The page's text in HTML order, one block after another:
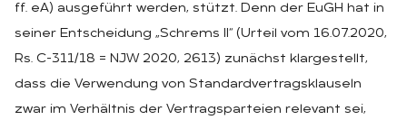
ff. eA) ausgeführt werden, stützt. Denn der EuGH hat in
seiner Entscheidung „Schrems II“ (Urteil vom 16.07.2020,
Rs. C-311/18 = NJW 2020, 2613) zunächst klargestellt,
dass die Verwendung von Standardvertragsklauseln
zwar im Verhältnis der Vertragsparteien relevant sei,